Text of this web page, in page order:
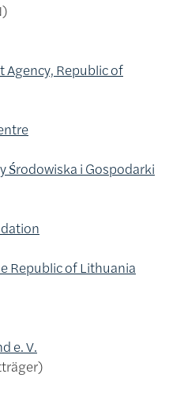
Agency, Republic of
Środowiska i Gospodarki
Republic of Lithuania
e. V.